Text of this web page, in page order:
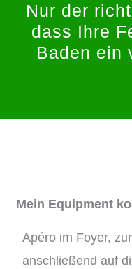
Nur der
dass Ihre
Baden ein
Mein Equipment
Apéro im Foyer,
anschließend auf